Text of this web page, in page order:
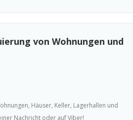
von Wohnungen und
Häuser, Keller, Lagerhallen und
Nachricht oder auf Viber!